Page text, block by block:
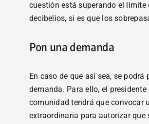
cuestión está superando el límite
decibelios, si es que los
Pon una demanda
En caso de que así sea, se podrá
demanda. Para ello, el presidente
comunidad tendrá que convocar
extraordinaria para autorizar que